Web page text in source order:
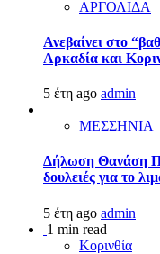
ΑΡΓΟΛΙΔΑ
Ανεβαίνει στο
Αρκαδία και
5 έτη ago admin
ΜΕΣΣΗΝΙΑ
Δήλωση Θανάση
δουλειές για το
5 έτη ago admin
1 min read
Κορινθία